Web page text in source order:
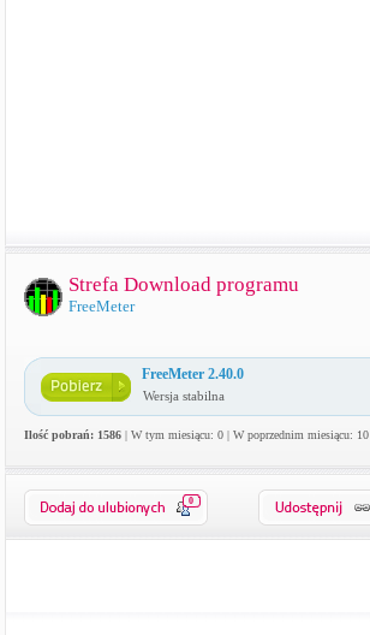
Strefa Download programu
FreeMeter
FreeMeter 2.40.0
Wersja stabilna
Ilość pobrań: 1586| W tym miesiącu: 0 | W poprzednim miesiącu: 10
0